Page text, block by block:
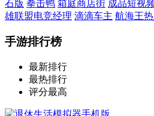
石版 拳击鸭 箱庭商店街 成品短视
雄联盟电竞经理 滴滴车主 航海王
手游排行榜
最新排行
最热排行
评分最高